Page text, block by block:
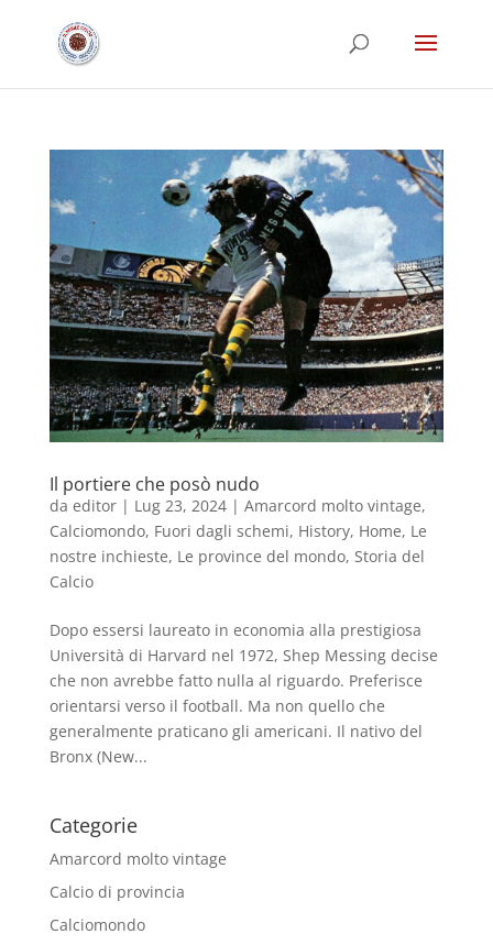
Il portiere che posò nudo
da editor| Lug 23, 2024| Amarcord molto vintage,
Calciomondo, Fuori dagli schemi, History, Home, Le
nostre inchieste, Le province del mondo, Storia del
Calcio
Dopo essersi laureato in economia alla prestigiosa
Università di Harvard nel 1972, Shep Messing decise
che non avrebbe fatto nulla al riguardo. Preferisce
orientarsi verso il football. Ma non quello che
generalmente praticano gli americani. Il nativo del
Bronx (New...
Categorie
Amarcord molto vintage
Calcio di provincia
Calciomondo